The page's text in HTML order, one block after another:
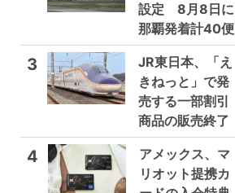
設定 8月8日に
那覇発着計40便
3
JR東日本、「え
きねっと」で発
売する一部割引
商品の販売終了
4
アメックス、マ
リオット提携カ